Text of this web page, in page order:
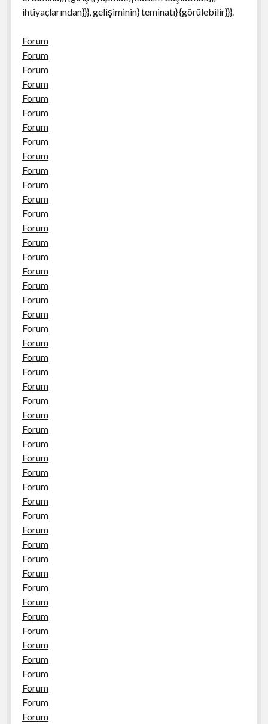
ihtiyaçlarından}}}, gelişiminin} teminatı} {görülebilir}}}.
Forum
Forum
Forum
Forum
Forum
Forum
Forum
Forum
Forum
Forum
Forum
Forum
Forum
Forum
Forum
Forum
Forum
Forum
Forum
Forum
Forum
Forum
Forum
Forum
Forum
Forum
Forum
Forum
Forum
Forum
Forum
Forum
Forum
Forum
Forum
Forum
Forum
Forum
Forum
Forum
Forum
Forum
Forum
Forum
Forum
Forum
Forum
Forum